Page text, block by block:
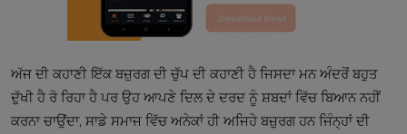
ਅੱਜ ਦੀ ਕਹਾਣੀ ਇੱਕ ਬਜ਼ੁਰਗ ਦੀ ਚੁੱਪ ਦੀ ਕਹਾਣੀ ਹੈ ਜਿਸਦਾ ਮਨ ਅੰਦਰੋਂ ਬਹੁਤ
ਦੁੱਖੀ ਹੈ ਰੋ ਰਿਹਾ ਹੈ ਪਰ ਉਹ ਆਪਣੇ ਦਿਲ ਦੇ ਦਰਦ ਨੂੰ ਸ਼ਬਦਾਂ ਵਿੱਚ ਬਿਆਨ ਨਹੀਂ
ਕਰਨਾ ਚਾਉਂਦਾ, ਸਾਡੇ ਸਮਾਜ ਵਿੱਚ ਅਨੇਕਾਂ ਹੀ ਅਜਿਹੇ ਬਜ਼ੁਰਗ ਹਨ ਜਿੰਨ੍ਹਾਂ ਦੀ